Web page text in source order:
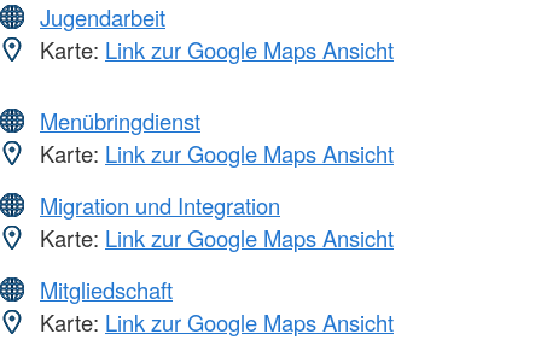
Jugendarbeit
Karte: Link zur Google Maps Ansicht
Menübringdienst
Karte: Link zur Google Maps Ansicht
Migration und Integration
Karte: Link zur Google Maps Ansicht
Mitgliedschaft
Karte: Link zur Google Maps Ansicht